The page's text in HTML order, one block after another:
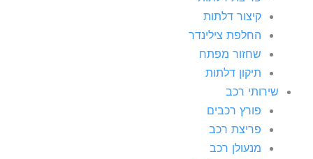
קיצור דלתות
החלפת צילינדר
שחזור מפתח
תיקון דלתות
שירותי רכב
פורץ רכבים
פריצת רכב
מנעולן רכב